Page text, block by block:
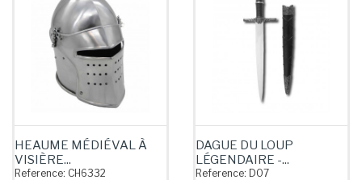
HEAUME MÉDIÉVAL À
VISIÈRE...
Reference: CH6332
DAGUE DU LOUP
LÉGENDAIRE -...
Reference: D07